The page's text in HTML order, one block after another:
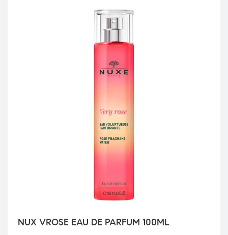
NUX VROSE EAU DE PARFUM 100ML